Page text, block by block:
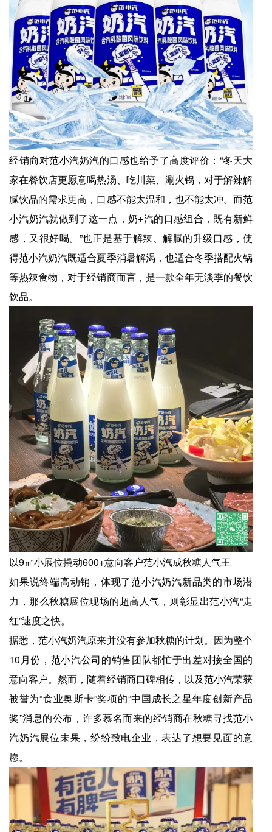
经销商对范小汽奶汽的口感也给予了高度评价：“冬天大
家在餐饮店更愿意喝热汤、吃川菜、涮火锅，对于解辣解
腻饮品的需求更高，口感不能太温和，也不能太冲。而范
小汽奶汽就做到了这一点，奶+汽的口感组合，既有新鲜
感，又很好喝。”也正是基于解辣、解腻的升级口感，使
得范小汽奶汽既适合夏季消暑解渴，也适合冬季搭配火锅
等热辣食物，对于经销商而言，是一款全年无淡季的餐饮
饮品。
以9㎡小展位撬动600+意向客户范小汽成秋糖人气王
如果说终端高动销，体现了范小汽奶汽新品类的市场潜
力，那么秋糖展位现场的超高人气，则彰显出范小汽“走
红”速度之快。
据悉，范小汽奶汽原来并没有参加秋糖的计划。因为整个
10月份，范小汽公司的销售团队都忙于出差对接全国的
意向客户。然而，随着经销商口碑相传，以及范小汽荣获
被誉为“食业奥斯卡”奖项的“中国成长之星年度创新产品
奖”消息的公布，许多慕名而来的经销商在秋糖寻找范小
汽奶汽展位未果，纷纷致电企业，表达了想要见面的意
愿。